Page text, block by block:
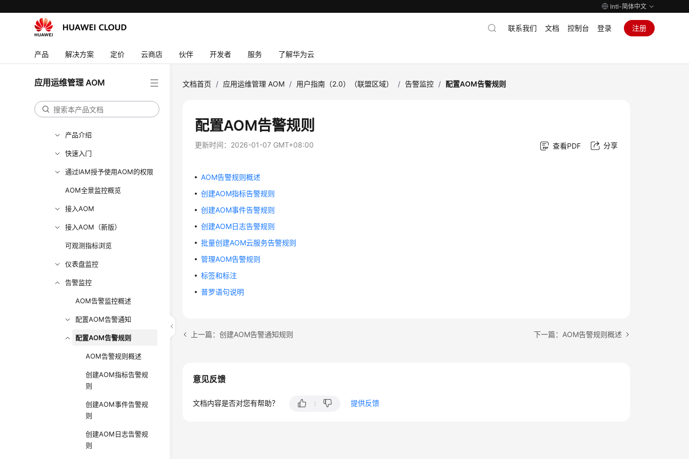
Intl-简体中文
产品 解决方案 定价 云商店 伙伴 开发者 服务 了解华为云
联系我们 文档 控制台 登录 注册
应用运维管理 AOM
API参考（阿布扎比区域）
用户指南（1.0）（联盟区域）
用户指南（2.0）（联盟区域）
产品介绍
快速入门
通过IAM授予使用AOM的权限
AOM全景监控概览
接入AOM
接入AOM（新版）
可观测指标浏览
仪表盘监控
告警监控
AOM告警监控概述
配置AOM告警通知
配置AOM告警规则
AOM告警规则概述
创建AOM指标告警规
则
创建AOM事件告警规
则
创建AOM日志告警规
则
文档首页 / 应用运维管理 AOM / 用户指南（2.0）（联盟区域） / 告警监控 / 配置AOM告警规则
配置AOM告警规则
更新时间： 2026-01-07 GMT+08:00 查看PDF 分享
AOM告警规则概述
创建AOM指标告警规则
创建AOM事件告警规则
创建AOM日志告警规则
批量创建AOM云服务告警规则
管理AOM告警规则
标签和标注
普罗语句说明
上一篇：创建AOM告警通知规则 下一篇：AOM告警规则概述
意见反馈
文档内容是否对您有帮助？ 提供反馈